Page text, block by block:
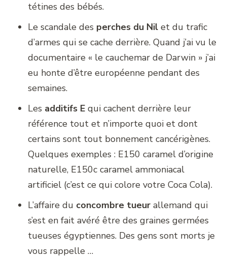
tétines des bébés.
Le scandale des perches du Nil et du trafic
d’armes qui se cache derrière. Quand j’ai vu le
documentaire « le cauchemar de Darwin » j’ai
eu honte d’être européenne pendant des
semaines.
Les additifs E qui cachent derrière leur
référence tout et n’importe quoi et dont
certains sont tout bonnement cancérigènes.
Quelques exemples : E150 caramel d’origine
naturelle, E150c caramel ammoniacal
artificiel (c’est ce qui colore votre Coca Cola).
L’affaire du concombre tueur allemand qui
s’est en fait avéré être des graines germées
tueuses égyptiennes. Des gens sont morts je
vous rappelle …